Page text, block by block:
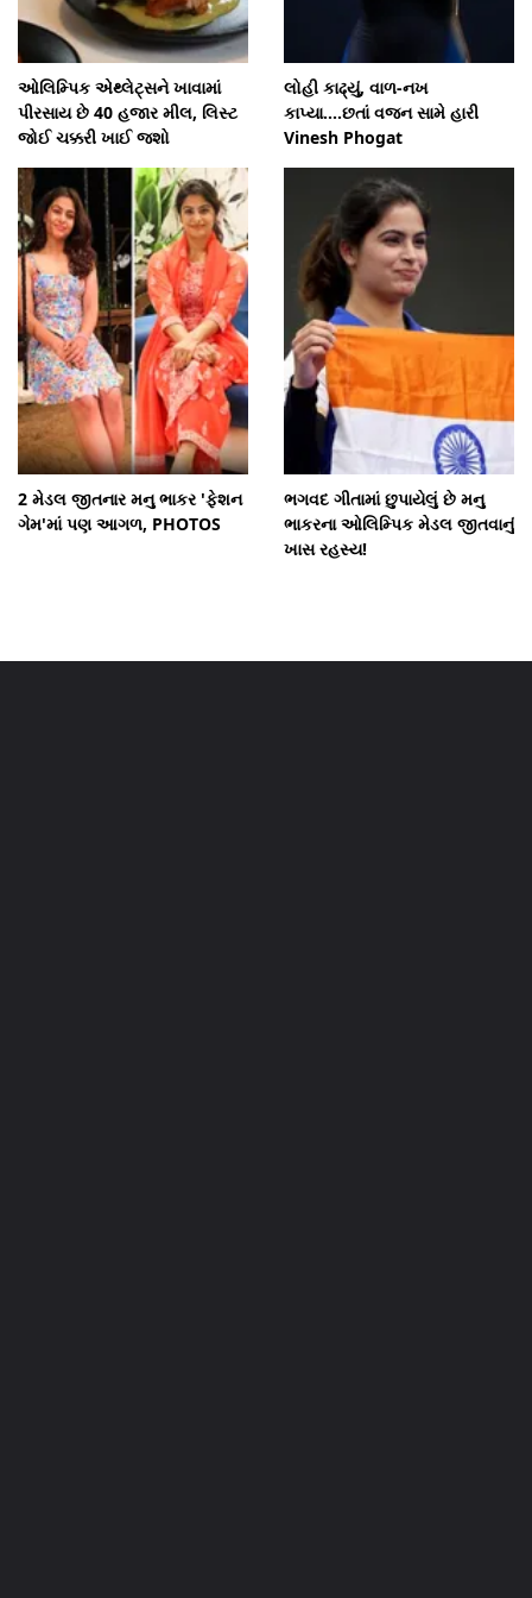
ઓલિમ્પિક એથ્લેટ્સને ખાવામાં
પીરસાય છે 40 હજાર મીલ, લિસ્ટ
જોઈ ચક્કરી ખાઈ જશો
લોહી કાઢ્યું, વાળ-નખ
કાપ્યા....છતાં વજન સામે હારી
Vinesh Phogat
2 મેડલ જીતનાર મનુ ભાકર 'ફેશન
ગેમ'માં પણ આગળ, PHOTOS
ભગવદ ગીતામાં છુપાયેલું છે મનુ
ભાકરના ઓલિમ્પિક મેડલ જીતવાનું
ખાસ રહસ્ય!